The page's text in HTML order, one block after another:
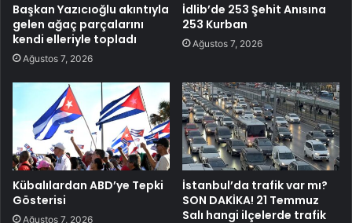
Başkan Yazıcıoğlu akıntıyla
gelen ağaç parçalarını
kendi elleriyle topladı
Ağustos 7, 2026
İdlib’de 253 Şehit Anısına
253 Kurban
Ağustos 7, 2026
Kübalılardan ABD’ye Tepki
Gösterisi
Ağustos 7, 2026
İstanbul’da trafik var mı?
SON DAKİKA! 21 Temmuz
Salı hangi ilçelerde trafik